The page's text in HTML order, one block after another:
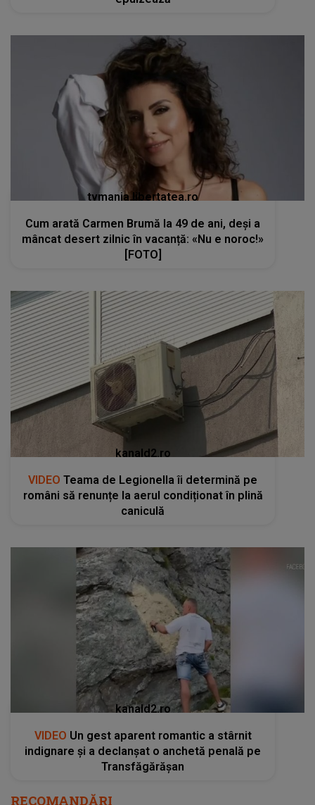
tvmania.libertatea.ro
Cum arată Carmen Brumă la 49 de ani, deși a
mâncat desert zilnic în vacanță: «Nu e noroc!»
[FOTO]
kanald2.ro
VIDEOTeama de Legionella îi determină pe
români să renunțe la aerul condiționat în plină
caniculă
kanald2.ro
Un gest aparent romantic a stârnit
indignare și a declanșat o anchetă penală pe
Transfăgărășan
RECOMANDĂRI